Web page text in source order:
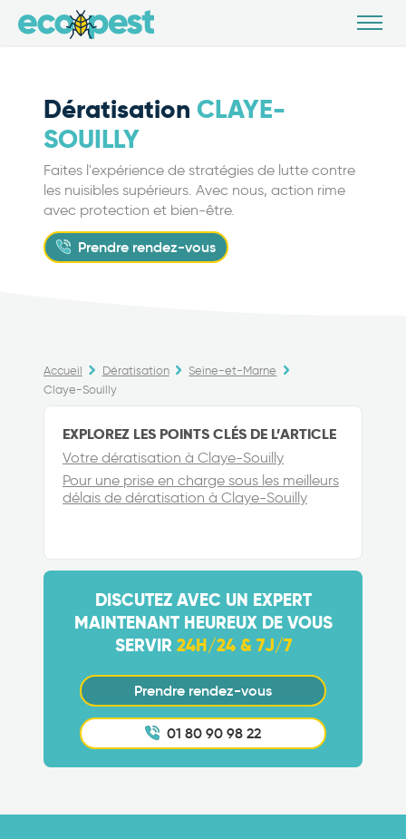
Dératisation CLAYE-
SOUILLY
Faites l'expérience de stratégies de lutte contre
les nuisibles supérieurs. Avec nous, action rime
avec protection et bien-être.
Prendre rendez-vous
Accueil Dératisation
Seine-et-Marne
Claye-Souilly
EXPLOREZ LES POINTS CLÉS DE L’ARTICLE
Votre dératisation à Claye-Souilly
Pour une prise en charge sous les meilleurs
délais de dératisation à Claye-Souilly
DISCUTEZ AVEC UN EXPERT
MAINTENANT HEUREUX DE VOUS
SERVIR 24H/24 & 7J/7
Prendre rendez-vous
01 80 90 98 22